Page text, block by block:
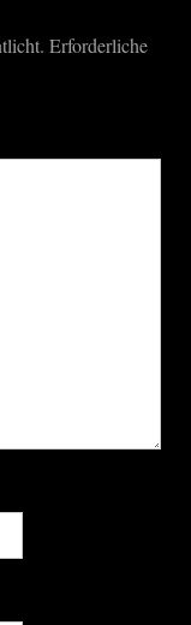
Erforderliche